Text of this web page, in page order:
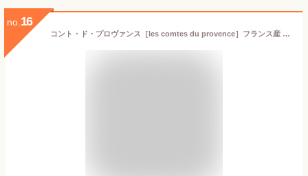
no. 16
コント・ド・プロヴァンス［les comtes du provence］フランス産 マロンクリーム170g×1［常温/全温度帯可］【3〜4営業日以内に出荷】